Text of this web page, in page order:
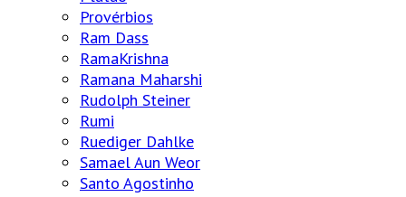
Provérbios
Ram Dass
RamaKrishna
Ramana Maharshi
Rudolph Steiner
Rumi
Ruediger Dahlke
Samael Aun Weor
Santo Agostinho